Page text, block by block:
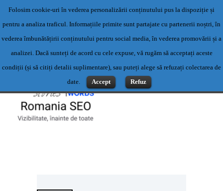
Servicii profesionale de content writing- Servicii content writing-
Scriere articole
Contact: 0769500983 sau office@romaniaseo.com
Folosim cookie-uri în vederea personalizării conținutului pus la dispoziție și
pentru a analiza traficul. Informațiile primite sunt partajate cu partenerii noștri, în
vederea îmbunătățirii conținutului pentru social media, în vederea promovării și a
analizei. Dacă sunteți de acord cu cele expuse, vă rugăm să acceptați aceste
condiții (și să citiți detalii suplimentare), sau puteți alege să refuzați colectarea de
date.
Accept Refuz